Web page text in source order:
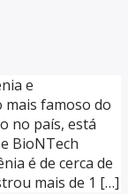
e
famoso do
no país, está
BioNTech
é de cerca de
mais de 1 […]